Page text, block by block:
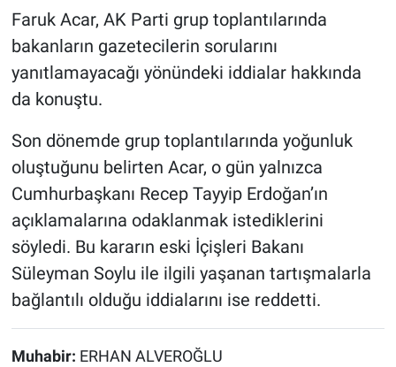
Faruk Acar, AK Parti grup toplantılarında
bakanların gazetecilerin sorularını
yanıtlamayacağı yönündeki iddialar hakkında
da konuştu.
Son dönemde grup toplantılarında yoğunluk
oluştuğunu belirten Acar, o gün yalnızca
Cumhurbaşkanı Recep Tayyip Erdoğan’ın
açıklamalarına odaklanmak istediklerini
söyledi. Bu kararın eski İçişleri Bakanı
Süleyman Soylu ile ilgili yaşanan tartışmalarla
bağlantılı olduğu iddialarını ise reddetti.
Muhabir: ERHAN ALVEROĞLU